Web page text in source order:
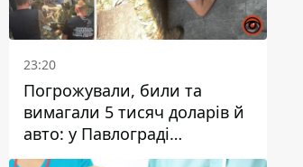
23:20
Погрожували, били та
вимагали 5 тисяч доларів й
авто: у Павлограді
затримали двох чоловіків